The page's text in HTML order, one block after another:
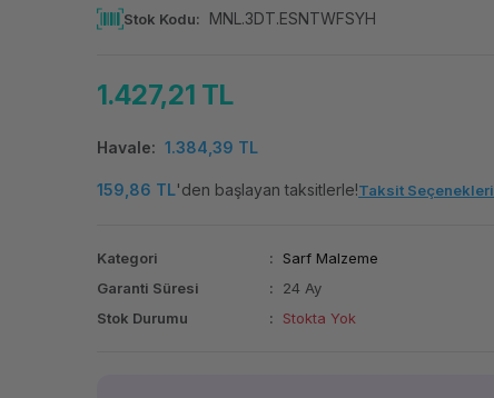
Stok Kodu MNL.3DT.ESNTWFSYH
1.427,21 TL
Havale 1.384,39 TL
159,86 TL'den başlayan taksitlerle!Taksit Seçenekleri
Kategori
Sarf Malzeme
Garanti Süresi
24 Ay
Stok Durumu
Stokta Yok